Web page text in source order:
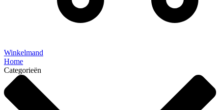
Winkelmand
Home
Categorieën